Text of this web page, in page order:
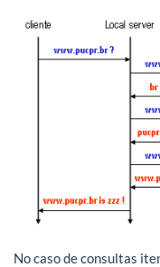
No caso de consultas